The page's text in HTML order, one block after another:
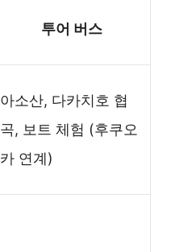
투어 버스
아소산, 다카치호 협
곡, 보트 체험 (후쿠오
카 연계)